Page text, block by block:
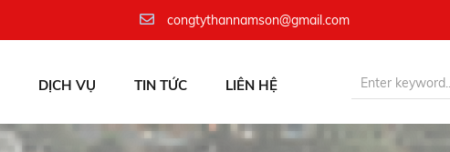
congtythannamson@gmail.com
DỊCH VỤ TIN TỨC LIÊN HỆ